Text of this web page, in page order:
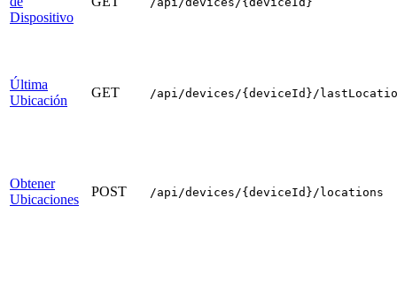
Dispositivo
Última
Ubicación
GET /api/devices/{deviceId}/
Obtener
Ubicaciones
POST /api/devices/{deviceId}/locations